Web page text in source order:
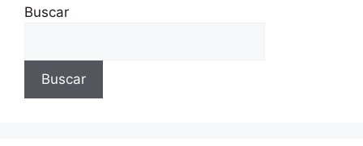
Buscar
Buscar